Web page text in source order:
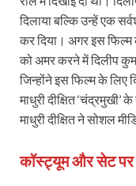
दिलाया बल्कि उन्हें एक
कर दिया। अगर इस फिल्म
को अमर करने में दिलीप
जिन्होंने इस फिल्म के लिए
माधुरी दीक्ष‍ित
माधुरी दीक्ष‍ित ने सोशल
कॉस्ट्यूम और सेट पर